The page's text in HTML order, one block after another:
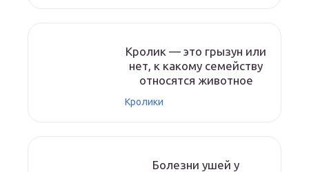
Кролик — это грызун или
нет, к какому семейству
относятся животное
Кролики
Болезни ушей у